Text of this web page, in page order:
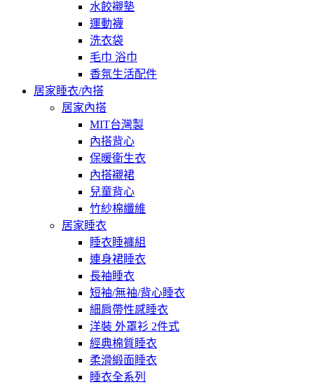
水餃襯墊
運動襪
洗衣袋
毛巾 浴巾
香氛生活配件
居家睡衣/內搭
居家內搭
MIT台灣製
內搭背心
保暖衛生衣
內搭襯裙
兒童背心
竹紗棉纖維
居家睡衣
睡衣睡褲組
連身裙睡衣
長袖睡衣
短袖/無袖/背心睡衣
細肩帶性感睡衣
洋裝 外罩衫 2件式
經典棉質睡衣
柔滑緞面睡衣
睡衣全系列